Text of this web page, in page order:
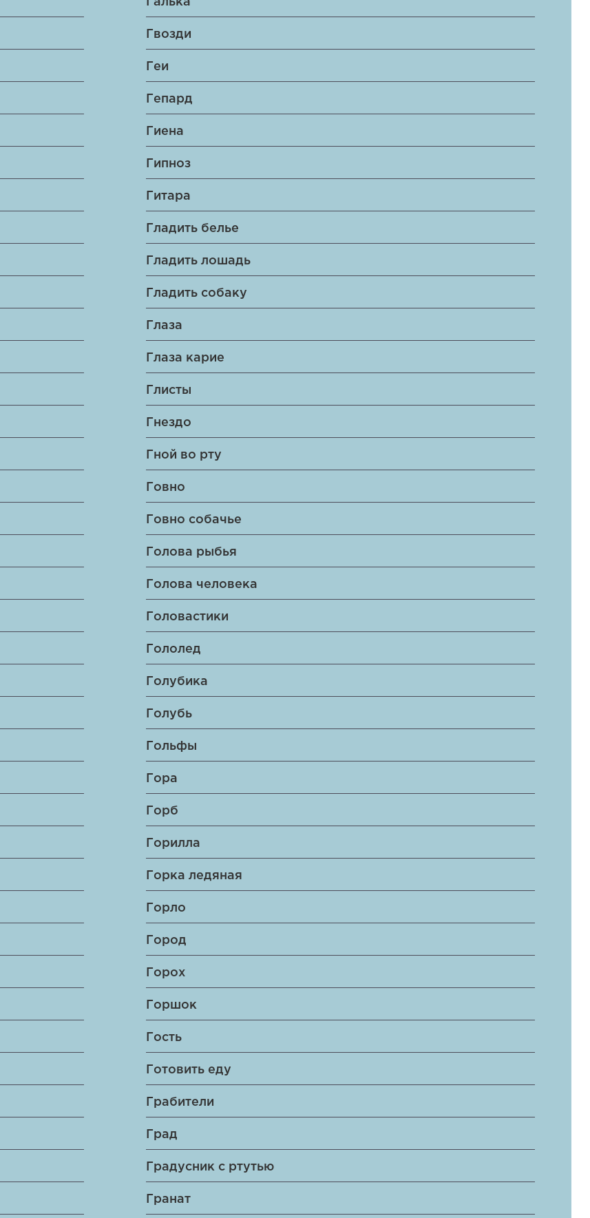
Гвозди
Геи
Гепард
Гиена
Гипноз
Гитара
Гладить белье
Гладить лошадь
Гладить собаку
Глаза
Глаза карие
Глисты
Гнездо
Гной во рту
Говно
Говно собачье
Голова рыбья
Голова человека
Головастики
Гололед
Голубика
Голубь
Гольфы
Гора
Горб
Горилла
Горка ледяная
Горло
Город
Горох
Горшок
Гость
Готовить еду
Грабители
Град
Градусник с ртутью
Гранат